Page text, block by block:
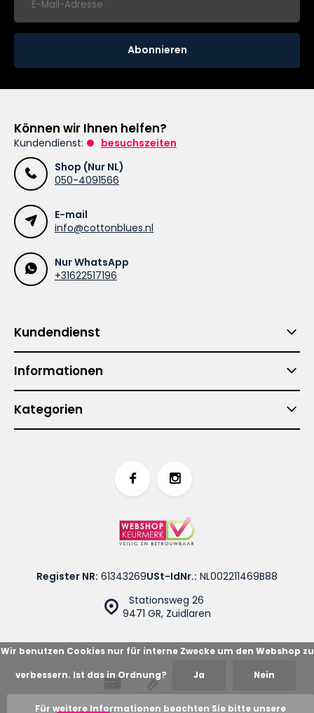
Abonnieren
Können wir Ihnen helfen?
Kundendienst:
besuchszeiten
Shop (Nur NL)
050-4091566
E-mail
info@cottonblues.nl
Nur WhatsApp
+31622517196
Kundendienst
Informationen
Kategorien
Stationsweg 26
9471 GR, Zuidlaren
Register NR: 61343269USt-IdNr.: NL002211469B88
© Cotton Blues
Wir benutzen Cookies nur für interne Zwecke um den Webshop zu
verbessern. Ist das in Ordnung? Ja Nein
Für weitere Informationen beachten Sie bitte unsere